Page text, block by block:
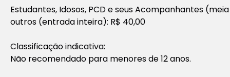
Estudantes, Idosos, PCD e seus Acompanhantes
outros (entrada inteira): R$ 40,00
Classificação indicativa:
Não recomendado para menores de 12 anos.